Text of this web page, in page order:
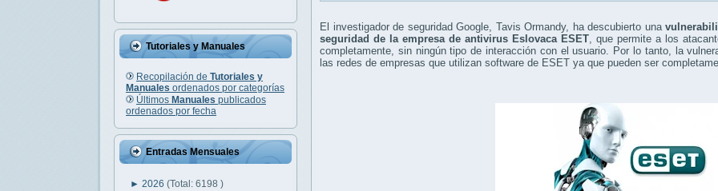
Tutoriales y Manuales
Recopilación de Tutoriales y
Manuales ordenados por categorías
Últimos Manuales publicados
ordenados por fecha
Entradas Mensuales
► 2026 (Total: 6198 )
El investigador de seguridad Google, Tavis Ormandy, ha descubierto una
seguridad de la empresa de antivirus Eslovaca ESET , que permite a los
completamente, sin ningún tipo de interacción con el usuario. Por lo tanto, la
las redes de empresas que utilizan software de ESET ya que pueden ser